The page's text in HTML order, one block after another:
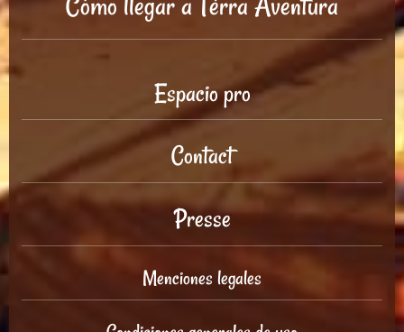
Espacio pro
Contact
Presse
Menciones legales